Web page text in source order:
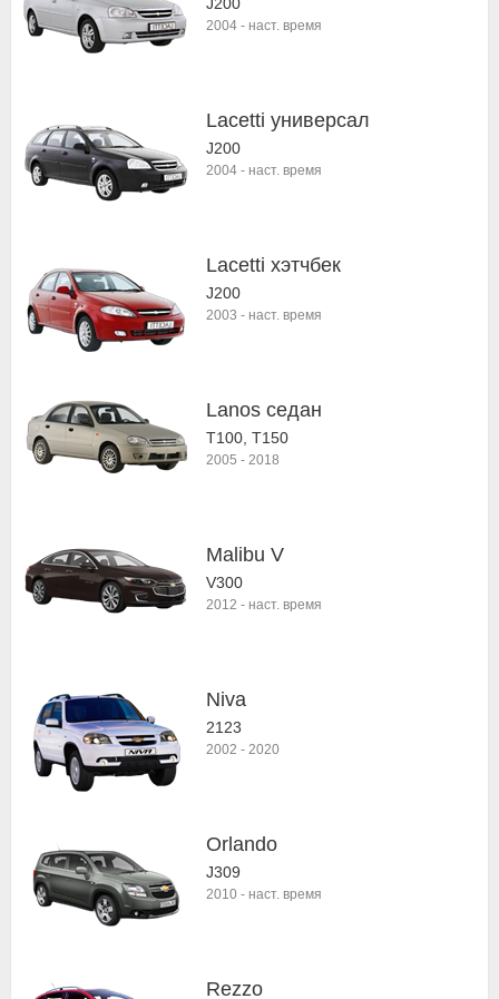
2004 - наст. время
Lacetti универсал
J200
2004 - наст. время
Lacetti хэтчбек
J200
2003 - наст. время
Lanos седан
T100, T150
2005 - 2018
Malibu V
V300
2012 - наст. время
Niva
2123
2002 - 2020
Orlando
J309
2010 - наст. время
Rezzo